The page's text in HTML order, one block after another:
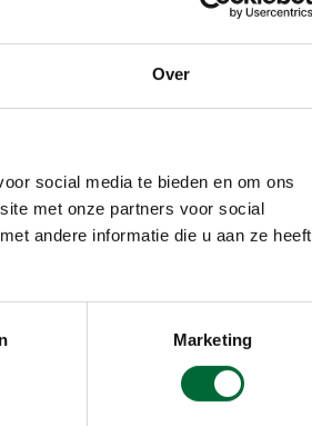
Over
social media te bieden en om ons
met onze partners voor social
andere informatie die u aan ze heeft
Marketing
er goede
beweging kan
Zo draagt
creatief. Pak
genoeg te